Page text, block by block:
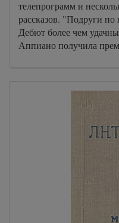
телепрограмм и
рассказов. "Подруги
Дебют более чем
Аппиано получила